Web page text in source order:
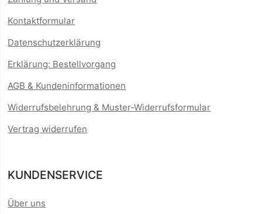
Kontaktformular
Datenschutzerklärung
Erklärung: Bestellvorgang
AGB & Kundeninformationen
Widerrufsbelehrung & Muster-Widerrufsformular
Vertrag widerrufen
KUNDENSERVICE
Über uns